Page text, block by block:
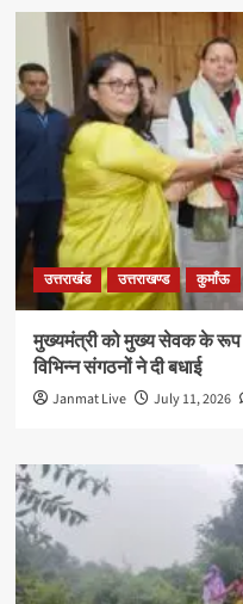
उत्तराखंड उत्तराखण्ड कुमाँऊ
मुख्यमंत्री को मुख्य सेवक के रूप
विभिन्न संगठनों ने दी बधाई
Janmat Live July 11, 2026